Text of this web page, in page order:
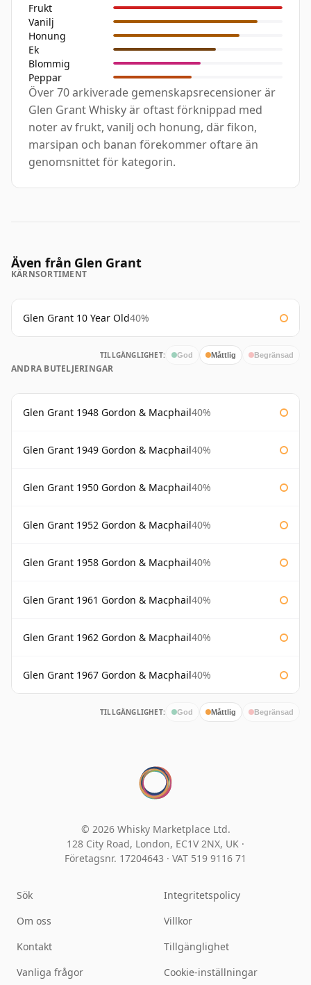
Frukt
Vanilj
Honung
Ek
Blommig
Peppar
Över 70 arkiverade gemenskapsrecensioner är
Glen Grant Whisky är oftast förknippad med
noter av frukt, vanilj och honung, där fikon,
marsipan och banan förekommer oftare än
genomsnittet för kategorin.
Även från Glen Grant
KÄRNSORTIMENT
Glen Grant 10 Year Old40%
TILLGÄNGLIGHET: God Måttlig Begränsad
ANDRA BUTELJERINGAR
Glen Grant 1948 Gordon & Macphail40%
Glen Grant 1949 Gordon & Macphail40%
Glen Grant 1950 Gordon & Macphail40%
Glen Grant 1952 Gordon & Macphail40%
Glen Grant 1958 Gordon & Macphail40%
Glen Grant 1961 Gordon & Macphail40%
Glen Grant 1962 Gordon & Macphail40%
Glen Grant 1967 Gordon & Macphail40%
TILLGÄNGLIGHET: God Måttlig Begränsad
© 2026 Whisky Marketplace Ltd.
128 City Road, London, EC1V 2NX, UK ·
Företagsnr. 17204643 · VAT 519 9116 71
Sök
Om oss
Kontakt
Vanliga frågor
Integritetspolicy
Villkor
Tillgänglighet
Cookie-inställningar